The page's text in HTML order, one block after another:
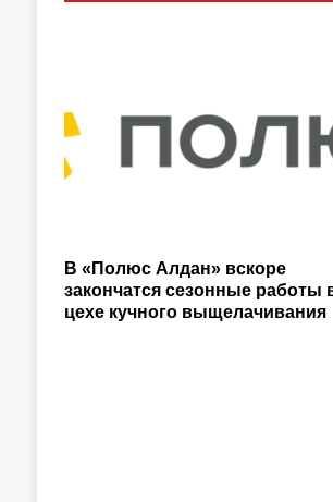
В «Полюс Алдан» вскоре
закончатся сезонные работы
цехе кучного выщелачивания